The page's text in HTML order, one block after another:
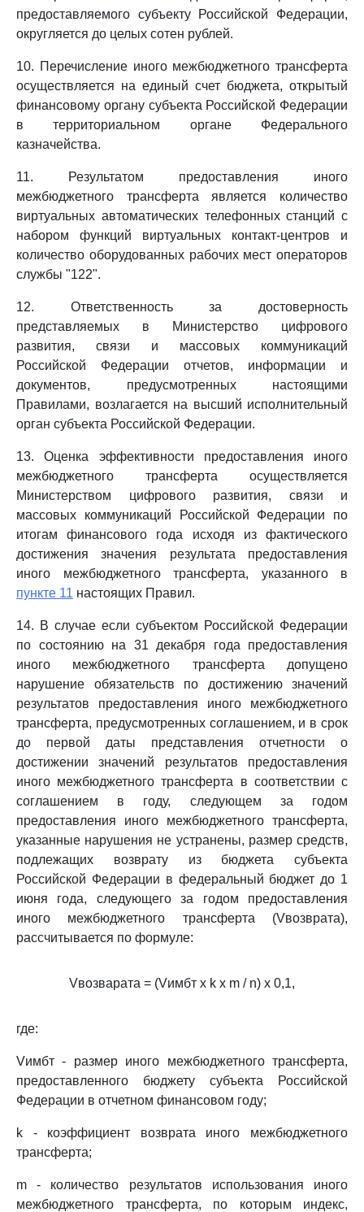
предоставляемого субъекту Российской Федерации,
округляется до целых сотен рублей.
10. Перечисление иного межбюджетного трансферта
осуществляется на единый счет бюджета, открытый
финансовому органу субъекта Российской Федерации
в территориальном органе Федерального
казначейства.
11. Результатом предоставления иного
межбюджетного трансферта является количество
виртуальных автоматических телефонных станций с
набором функций виртуальных контакт-центров и
количество оборудованных рабочих мест операторов
службы "122".
12. Ответственность за достоверность
представляемых в Министерство цифрового
развития, связи и массовых коммуникаций
Российской Федерации отчетов, информации и
документов, предусмотренных настоящими
Правилами, возлагается на высший исполнительный
орган субъекта Российской Федерации.
13. Оценка эффективности предоставления иного
межбюджетного трансферта осуществляется
Министерством цифрового развития, связи и
массовых коммуникаций Российской Федерации по
итогам финансового года исходя из фактического
достижения значения результата предоставления
иного межбюджетного трансферта, указанного в
пункте 11 настоящих Правил.
14. В случае если субъектом Российской Федерации
по состоянию на 31 декабря года предоставления
иного межбюджетного трансферта допущено
нарушение обязательств по достижению значений
результатов предоставления иного межбюджетного
трансферта, предусмотренных соглашением, и в срок
до первой даты представления отчетности о
достижении значений результатов предоставления
иного межбюджетного трансферта в соответствии с
соглашением в году, следующем за годом
предоставления иного межбюджетного трансферта,
указанные нарушения не устранены, размер средств,
подлежащих возврату из бюджета субъекта
Российской Федерации в федеральный бюджет до 1
июня года, следующего за годом предоставления
иного межбюджетного трансферта (Vвозврата),
рассчитывается по формуле:
Vвозварата = (Vимбт x k x m / n) x 0,1,
где:
Vимбт - размер иного межбюджетного трансферта,
предоставленного бюджету субъекта Российской
Федерации в отчетном финансовом году;
k - коэффициент возврата иного межбюджетного
трансферта;
m - количество результатов использования иного
межбюджетного трансферта, по которым индекс,